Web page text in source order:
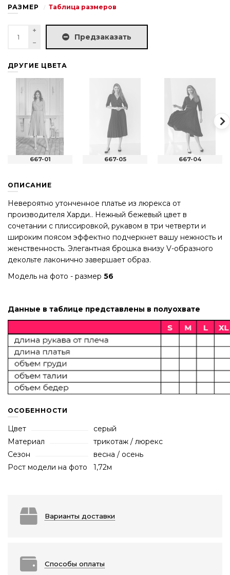
РАЗМЕР Таблица размеров
Предзаказать
ДРУГИЕ ЦВЕТА
667-01 667-05 667-04
ОПИСАНИЕ
Невероятно утонченное платье из люрекса от
производителя Харди.. Нежный бежевый цвет в
сочетании с плиссировкой, рукавом в три четверти и
широким поясом эффектно подчеркнет вашу нежность и
женственность. Элегантная брошка внизу V-образного
декольте лаконично завершает образ.
Модель на фото - размер 56
Данные в таблице представлены в полуохвате
ОСОБЕННОСТИ
Цвет
серый
Материал
трикотаж / люрекс
Сезон
весна / осень
Рост модели на фото
1,72м
Варианты доставки
Способы оплаты